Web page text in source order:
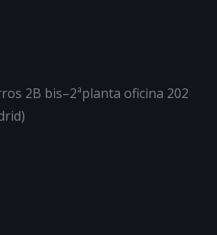
2B bis–2ªplanta oficina 202